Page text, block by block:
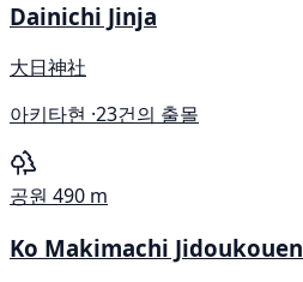
Dainichi Jinja
大日神社
아키타현 ·23건의 출몰
공원 490 m
Ko Makimachi Jidoukouen